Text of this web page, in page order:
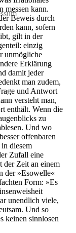
messen kann.
Beweis durch
kann, sofern
gilt in der
einzig
unmögliche
Erklärung
damit jeder
man zudem,
und Antwort
versteht man,
enthält. Wenn die
zu
Und wo
offenbaren
diesem
Zufall eine
der Zeit an einem
der »Esowelle«
Form: »Es
unendlich viele,
Und so
keinen sinnlosen